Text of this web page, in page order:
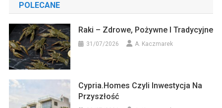
POLECANE
Raki – Zdrowe, Pożywne I Tradycyjne
31/07/2026 A. Kaczmarek
Cypria.homes Czyli Inwestycja Na
Przyszłość